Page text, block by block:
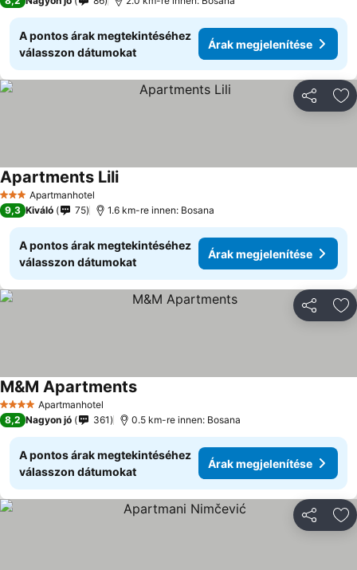
A pontos árak megtekintéséhez
válasszon dátumokat
Árak megjelenítése
3 KategóriaApartmanhotel
Apartments Lili
9,3 Kiváló 75 1.6 km-re innen: Bosana
A pontos árak megtekintéséhez
válasszon dátumokat
Árak megjelenítése
4 KategóriaApartmanhotel
M&M Apartments
8,2 Nagyon jó 361 0.5 km-re innen: Bosana
A pontos árak megtekintéséhez
válasszon dátumokat
Árak megjelenítése